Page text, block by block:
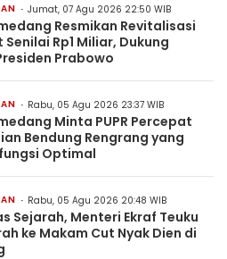
Jumat, 07 Agu 2026 22:50 WIB
Resmikan Revitalisasi
Senilai Rp1 Miliar, Dukung
Prabowo
Rabu, 05 Agu 2026 23:37 WIB
Minta PUPR Percepat
Bendung Rengrang yang
Optimal
Rabu, 05 Agu 2026 20:48 WIB
Sejarah, Menteri Ekraf Teuku
ke Makam Cut Nyak Dien di